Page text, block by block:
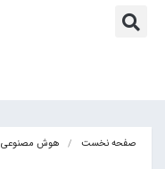
صفحه نخست هوش مصنوعی